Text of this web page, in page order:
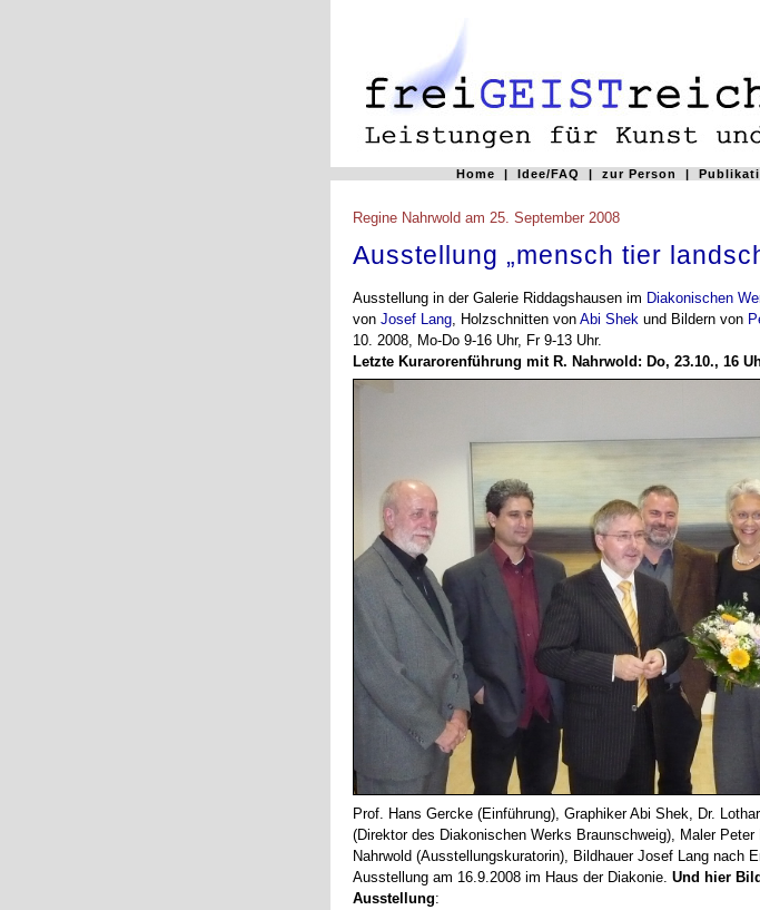
Home | Idee/FAQ | zur Person |
Regine Nahrwold am 25. September 2008
Ausstellung „mensch tier
Ausstellung in der Galerie Riddagshausen im Diakonischen
von Josef Lang, Holzschnitten von Abi Shek und Bildern von
10. 2008, Mo-Do 9-16 Uhr, Fr 9-13 Uhr.
Letzte Kurarorenführung mit R. Nahrwold: Do, 23.10., 16
Prof. Hans Gercke (Einführung), Graphiker Abi Shek, Dr.
(Direktor des Diakonischen Werks Braunschweig), Maler Peter
Nahrwold (Ausstellungskuratorin), Bildhauer Josef Lang nach
Ausstellung am 16.9.2008 im Haus der Diakonie. Und hier
Ausstellung: